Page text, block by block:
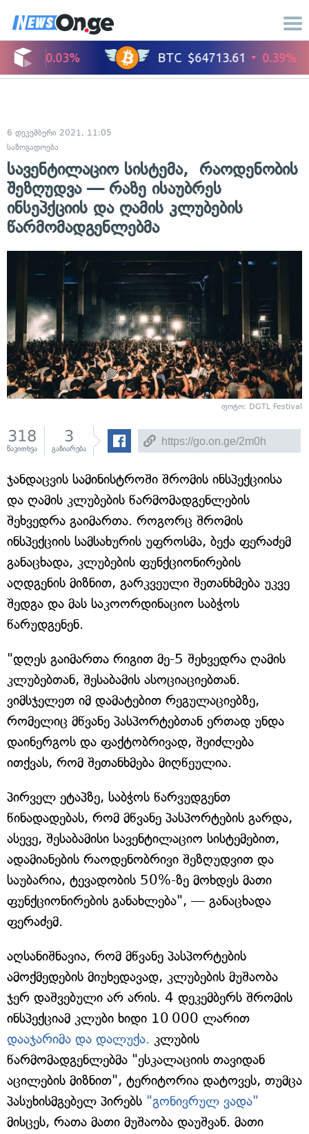
6 დეკემბერი 2021, 11:05
საზოგადოება
სავენტილაციო სისტემა, რაოდენობის
შეზღუდვა — რაზე ისაუბრეს
ინსეპქციის და ღამის კლუბების
წარმომადგენლებმა
ფოტო: DGTL Festival
318
წაკითხვა
3
გაზიარება
ჯანდაცვის სამინისტროში შრომის ინსპექციისა
და ღამის კლუბების წარმომადგენლების
შეხვედრა გაიმართა. როგორც შრომის
ინსპექციის სამსახურის უფროსმა, ბექა ფერაძემ
განაცხადა, კლუბების ფუნქციონირების
აღდგენის მიზნით, გარკვეული შეთანხმება უკვე
შედგა და მას საკოორდინაციო საბჭოს
წარუდგენენ.
"დღეს გაიმართა რიგით მე-5 შეხვედრა ღამის
კლუბებთან, შესაბამის ასოციაციებთან.
ვიმსჯელეთ იმ დამატებით რეგულაციებზე,
რომელიც მწვანე პასპორტებთან ერთად უნდა
დაინერგოს და ფაქტობრივად, შეიძლება
ითქვას, რომ შეთანხმება მიღწეულია.
პირველ ეტაპზე, საბჭოს წარვუდგენთ
წინადადებას, რომ მწვანე პასპორტების გარდა,
ასევე, შესაბამისი სავენტილაციო სისტემებით,
ადამიანების რაოდენობრივი შეზღუდვით და
საუბარია, ტევადობის 50%-ზე მოხდეს მათი
ფუნქციონირების განახლება", — განაცხადა
ფერაძემ.
აღსანიშნავია, რომ მწვანე პასპორტების
ამოქმედების მიუხედავად, კლუბების მუშაობა
ჯერ დაშვებული არ არის. 4 დეკემბერს შრომის
ინსპექციამ კლუბი ხიდი 10 000 ლარით
დააჯარიმა და დალუქა. კლუბის
წარმომადგენლებმა "ესკალაციის თავიდან
აცილების მიზნით", ტერიტორია დატოვეს, თუმცა
პასუხისმგებელ პირებს "გონივრულ ვადა"
მისცეს, რათა მათი მუშაობა დაუშვან. მათი